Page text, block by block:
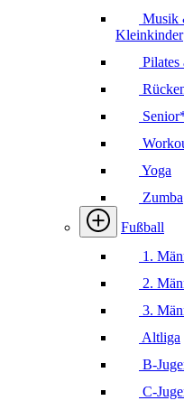
Musik
Kleinkinder
Pilates
Yoga
Zumba
Fußball
1.
2.
3.
Altliga
B-
C-